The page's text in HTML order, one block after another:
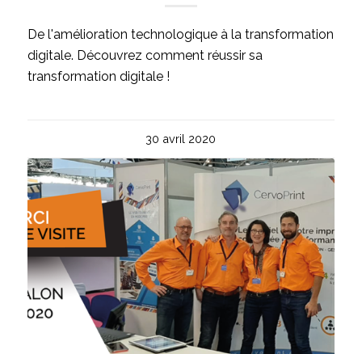
De l'amélioration technologique à la transformation
digitale. Découvrez comment réussir sa
transformation digitale !
30 avril 2020